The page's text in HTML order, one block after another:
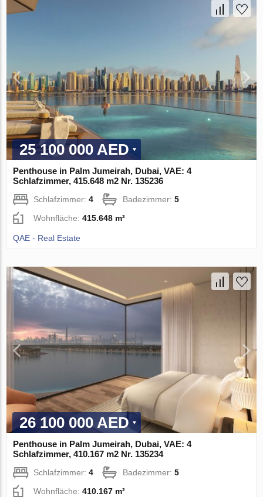
25 100 000 AED
Penthouse in Palm Jumeirah, Dubai, VAE: 4
Schlafzimmer, 415.648 m2 Nr. 135236
Schlafzimmer:4 Badezimmer:5
Wohnfläche:415.648 m²
QAE - Real Estate
26 100 000 AED
Penthouse in Palm Jumeirah, Dubai, VAE: 4
Schlafzimmer, 410.167 m2 Nr. 135234
Schlafzimmer:4 Badezimmer:5
Wohnfläche:410.167 m²